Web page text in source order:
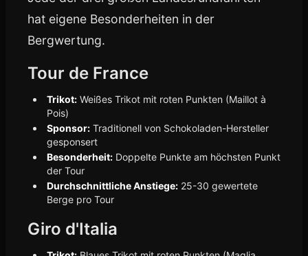
hat eigene Besonderheiten in der
Bergwertung.
Tour de France
Trikot: Weißes Trikot mit roten Punkten (Maillot à
Pois)
Sponsor: Traditionell von Schokoladen-Hersteller
gesponsert
Besonderheit: Doppelte Punkte am höchsten Punkt
der Tour
Durchschnittliche Anstiege: 25-30 gewertete
Berge pro Tour
Giro d'Italia